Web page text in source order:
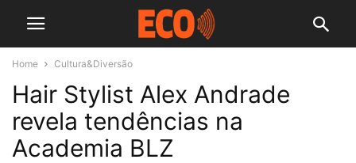
Home Cultura&Diversão
Hair Stylist Alex Andrade
revela tendências na
Academia BLZ